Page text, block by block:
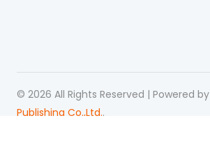
© 2026 All Rights Reserved | Powered by
Publishing Co.,Ltd..